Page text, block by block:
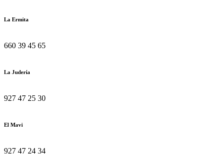
La Ermita
660 39 45 65
La Judería
927 47 25 30
El Mavi
927 47 24 34